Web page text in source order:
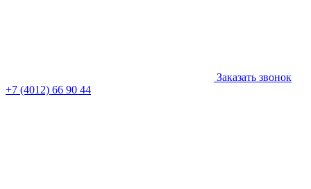
Заказать звонок
+7 (4012) 66 90 44